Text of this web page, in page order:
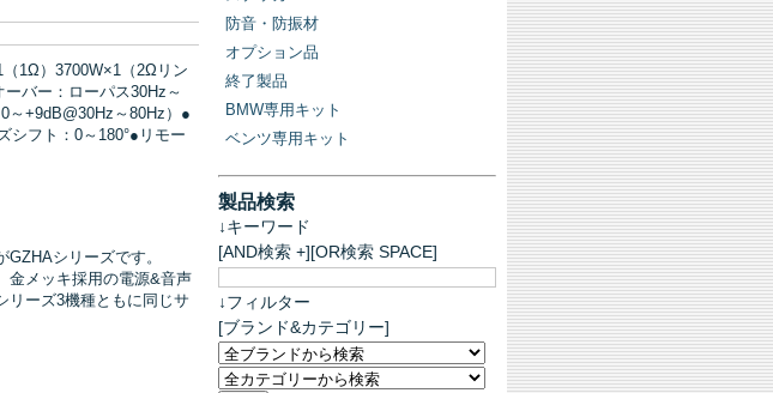
1Ω）3700W×1（2Ωリン
バー：ローパス30Hz～
～+9dB@30Hz～80Hz）●
シフト：0～180°●リモー
シリーズです。
金メッキ採用の電源&音声
リーズ3機種ともに同じサ
防音・防振材
オプション品
終了製品
BMW専用キット
ベンツ専用キット
製品検索
↓キーワード
[AND検索 +][OR検索 SPACE]
↓フィルター
[ブランド&カテゴリー]